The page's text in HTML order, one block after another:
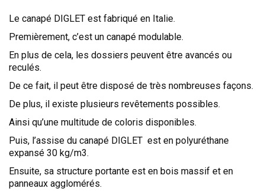
AUTHENTIQUE
CHAMBRES COMPLÈTES
Le canapé DIGLET est fabriqué en Italie.
Premièrement, c’est un canapé modulable.
En plus de cela, les dossiers peuvent être avancés ou
reculés.
De ce fait, il peut être disposé de très nombreuses façons.
De plus, il existe plusieurs revêtements possibles.
Ainsi qu’une multitude de coloris disponibles.
Puis, l’assise du canapé DIGLET est en polyuréthane
expansé 30 kg/m3.
Ensuite, sa structure portante est en bois massif et en
panneaux agglomérés.